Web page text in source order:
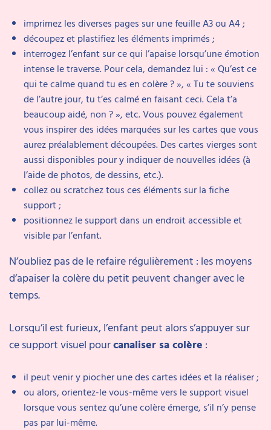
imprimez les diverses pages sur une feuille A3 ou A4 ;
découpez et plastifiez les éléments imprimés ;
interrogez l’enfant sur ce qui l’apaise lorsqu’une émotion
intense le traverse. Pour cela, demandez lui : « Qu’est ce
qui te calme quand tu es en colère ? », « Tu te souviens
de l’autre jour, tu t’es calmé en faisant ceci. Cela t’a
beaucoup aidé, non ? », etc. Vous pouvez également
vous inspirer des idées marquées sur les cartes que vous
aurez préalablement découpées. Des cartes vierges sont
aussi disponibles pour y indiquer de nouvelles idées (à
l’aide de photos, de dessins, etc.).
collez ou scratchez tous ces éléments sur la fiche
support ;
positionnez le support dans un endroit accessible et
visible par l’enfant.
N’oubliez pas de le refaire régulièrement : les moyens
d’apaiser la colère du petit peuvent changer avec le
temps.
Lorsqu’il est furieux, l’enfant peut alors s’appuyer sur
ce support visuel pourcanaliser sa colère :
il peut venir y piocher une des cartes idées et la réaliser ;
ou alors, orientez-le vous-même vers le support visuel
lorsque vous sentez qu’une colère émerge, s’il n’y pense
pas par lui-même.